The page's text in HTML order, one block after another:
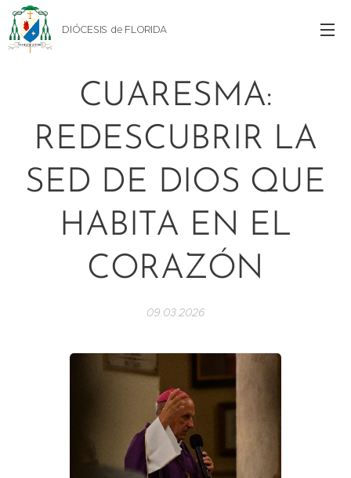
DIÓCESIS de FLORIDA
CUARESMA:
REDESCUBRIR LA
SED DE DIOS QUE
HABITA EN EL
CORAZÓN
09.03.2026